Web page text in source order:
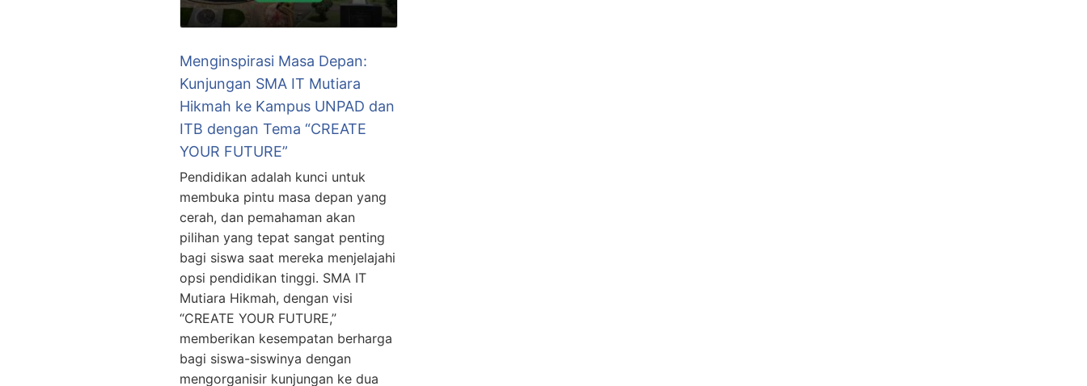
Menginspirasi Masa Depan:
Kunjungan SMA IT Mutiara
Hikmah ke Kampus UNPAD dan
ITB dengan Tema “CREATE
YOUR FUTURE”
Pendidikan adalah kunci untuk
membuka pintu masa depan yang
cerah, dan pemahaman akan
pilihan yang tepat sangat penting
bagi siswa saat mereka menjelajahi
opsi pendidikan tinggi. SMA IT
Mutiara Hikmah, dengan visi
“CREATE YOUR FUTURE,”
memberikan kesempatan berharga
bagi siswa-siswinya dengan
mengorganisir kunjungan ke dua